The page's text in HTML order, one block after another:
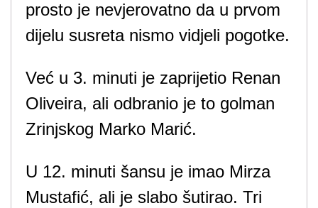
prosto je nevjerovatno da u prvom
dijelu susreta nismo vidjeli pogotke.
Već u 3. minuti je zaprijetio Renan
Oliveira, ali odbranio je to golman
Zrinjskog Marko Marić.
U 12. minuti šansu je imao Mirza
Mustafić, ali je slabo šutirao. Tri